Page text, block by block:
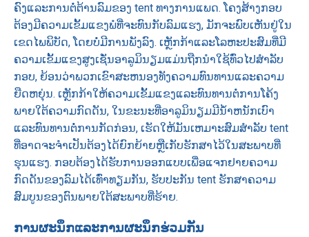
ຄົງແລະການຕໍ່ຕ້ານລົມຂອງ tent ທາງການແພດ. ໂຄງສ້າງກອບ
ຕ້ອງມີຄວາມເຂັ້ມແຂງພໍທີ່ຈະທົນກັບລົມແຮງ, ມັກຈະພົບເຫັນຢູ່ໃນ
ເຂດໄພພິບັດ, ໂດຍບໍ່ມີການພັງລົງ. ເຫຼັກກ້າແລະໂລຫະປະສົມທີ່ມີ
ຄວາມເຂັ້ມແຂງສູງເຊັ່ນອາລູມິນຽມແມ່ນຖືກນໍາໃຊ້ທົ່ວໄປສໍາລັບ
ກອບ, ຍ້ອນວ່າພວກເຂົາສະຫນອງທັງຄວາມທົນທານແລະຄວາມ
ຍືດຫຍຸ່ນ. ເຫຼັກກ້າໃຫ້ຄວາມເຂັ້ມແຂງແລະທົນທານຕໍ່ການໂຄ້ງ
ພາຍໃຕ້ຄວາມກົດດັນ, ໃນຂະນະທີ່ອາລູມິນຽມມີນ້ໍາຫນັກເບົາ
ແລະທົນທານຕໍ່ການກັດກ່ອນ, ເຮັດໃຫ້ມັນເຫມາະສົມສໍາລັບ tent
ທີ່ອາດຈະຈໍາເປັນຕ້ອງໄດ້ຍົກຍ້າຍຫຼືເກັບຮັກສາໄວ້ໃນສະພາບທີ່
ຮຸນແຮງ. ກອບຕ້ອງໄດ້ຮັບການອອກແບບເພື່ອແຈກຢາຍຄວາມ
ກົດດັນຂອງລົມໄດ້ເທົ່າທຽມກັນ, ຮັບປະກັນ tent ຮັກສາຄວາມ
ສົມບູນຂອງຕົນພາຍໃຕ້ສະພາບທີ່ຮ້າຍ.
ການຜະນຶກແລະການຜະນຶກຮ່ວມກັນ